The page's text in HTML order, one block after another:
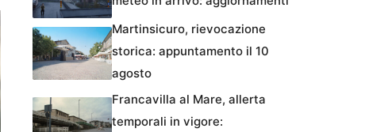
Martinsicuro, rievocazione
storica: appuntamento il 10
agosto
Francavilla al Mare, allerta
temporali in vigore: